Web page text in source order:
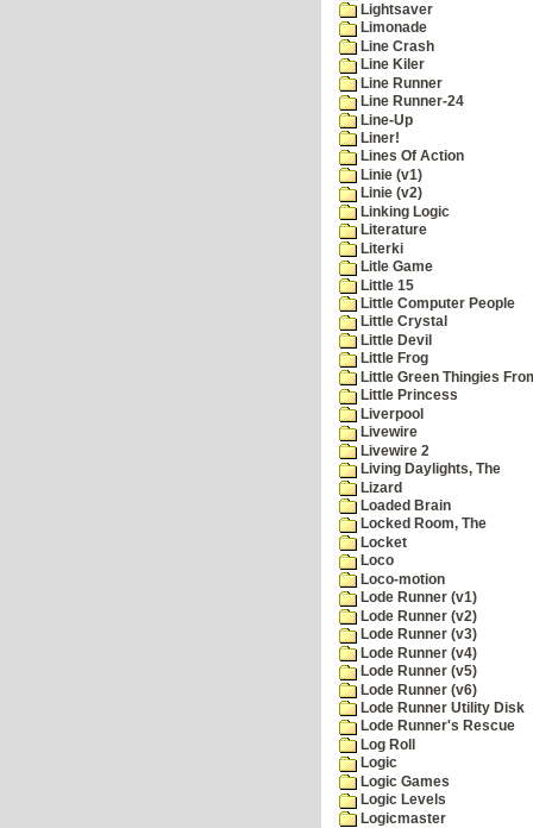
Lightsaver
Limonade
Line Crash
Line Kiler
Line Runner
Line Runner-24
Line-Up
Liner!
Lines Of Action
Linie (v1)
Linie (v2)
Linking Logic
Literature
Literki
Litle Game
Little 15
Little Computer People
Little Crystal
Little Devil
Little Frog
Little Green Thingies
Little Princess
Liverpool
Livewire
Livewire 2
Living Daylights, The
Lizard
Loaded Brain
Locked Room, The
Locket
Loco
Loco-motion
Lode Runner (v1)
Lode Runner (v2)
Lode Runner (v3)
Lode Runner (v4)
Lode Runner (v5)
Lode Runner (v6)
Lode Runner Utility Disk
Lode Runner's Rescue
Log Roll
Logic
Logic Games
Logic Levels
Logicmaster